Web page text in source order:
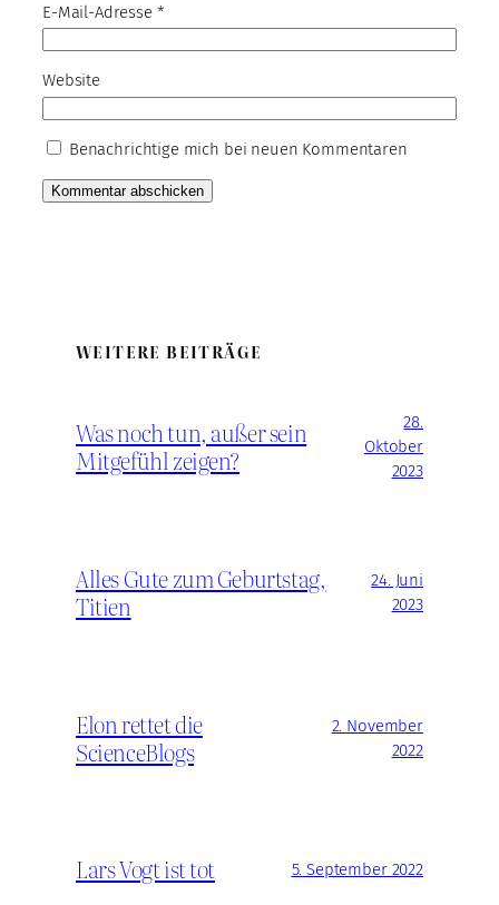
E-Mail-Adresse *
Website
Benachrichtige mich bei neuen Kommentaren
WEITERE BEITRÄGE
Was noch tun, außer sein
Mitgefühl zeigen?
28.
Oktober
2023
Alles Gute zum Geburtstag,
Titien
24. Juni
2023
Elon rettet die
ScienceBlogs
2. November
2022
Lars Vogt ist tot 5. September 2022